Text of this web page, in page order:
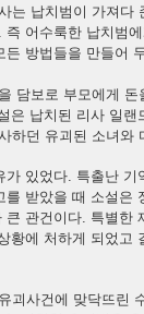
는 납치범이 가져
어수룩한 납치범
방법들을 만들어
담보로 부모에게
납치된 리사 일
하던 유괴된 소녀
있었다. 특출난
받았을 때 소설은
관건이다. 특별한
황에 처하게 되었고
괴사건에 맞닥뜨린